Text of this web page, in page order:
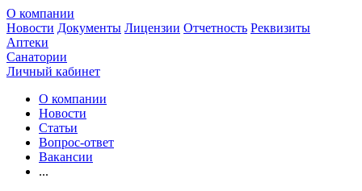
О компании
Новости Документы Лицензии Отчетность Реквизиты
Аптеки
Санатории
Личный кабинет
О компании
Новости
Статьи
Вопрос-ответ
Вакансии
...